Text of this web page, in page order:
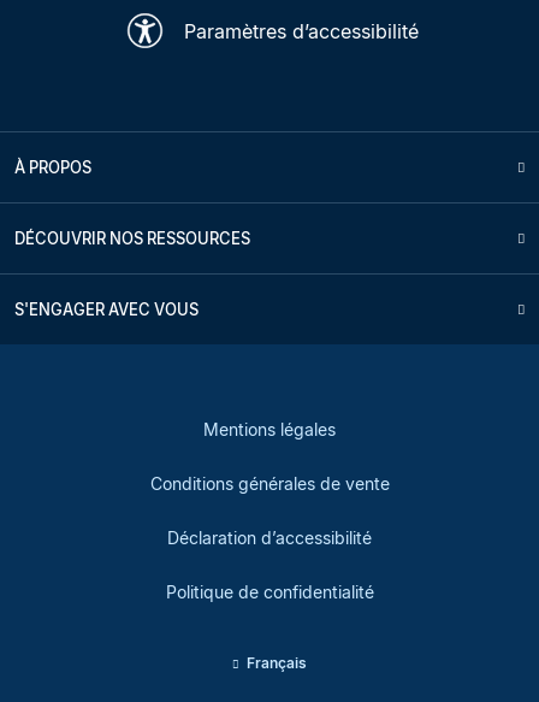
Paramètres d’accessibilité
À PROPOS
DÉCOUVRIR NOS RESSOURCES
S'ENGAGER AVEC VOUS
Mentions légales
Conditions générales de vente
Déclaration d’accessibilité
Politique de confidentialité
Français